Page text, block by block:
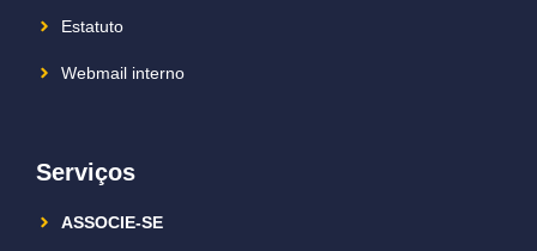
Estatuto
Webmail interno
Serviços
ASSOCIE-SE